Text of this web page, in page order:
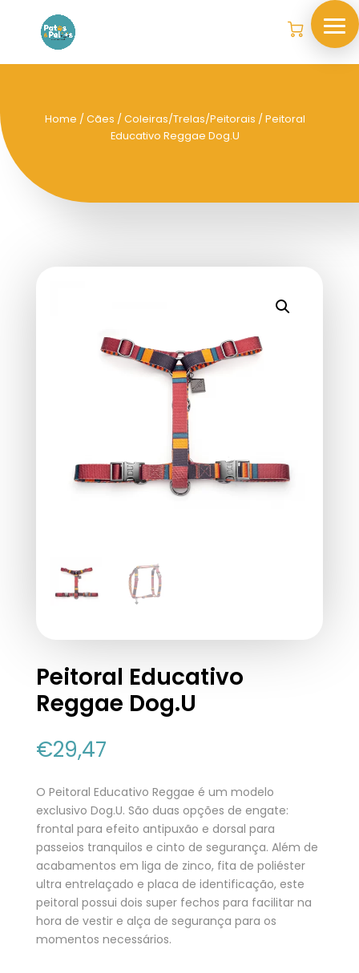
Home /Cães /Coleiras/Trelas/Peitorais / Peitoral
Educativo Reggae Dog.U
Peitoral Educativo
Reggae Dog.U
€29,47
O Peitoral Educativo Reggae é um modelo
exclusivo Dog.U. São duas opções de engate:
frontal para efeito antipuxão e dorsal para
passeios tranquilos e cinto de segurança. Além de
acabamentos em liga de zinco, fita de poliéster
ultra entrelaçado e placa de identificação, este
peitoral possui dois super fechos para facilitar na
hora de vestir e alça de segurança para os
momentos necessários.